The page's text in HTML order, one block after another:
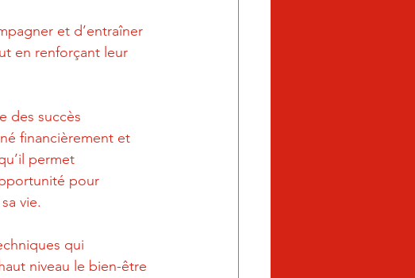
et d’entraîner
en renforçant leur
des succès
financièrement et
permet
pour
vie.
qui
niveau le bien-être